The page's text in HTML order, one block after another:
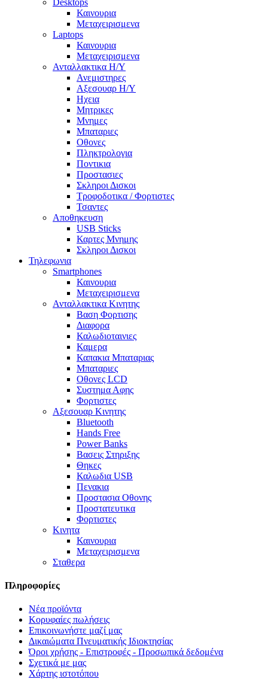
Καινουρια
Μεταχειρισμενα
Laptops
Καινουρια
Μεταχειρισμενα
Ανταλλακτικα H/Y
Ανεμιστηρες
Αξεσουαρ Η/Υ
Ηχεια
Μητρικες
Μνημες
Μπαταριες
Οθονες
Πληκτρολογια
Ποντικια
Προστασιες
Σκληροι Δισκοι
Τροφοδοτικα / Φορτιστες
Τσαντες
Αποθηκευση
USB Sticks
Καρτες Μνημης
Σκληροι Δισκοι
Τηλεφωνια
Smartphones
Καινουρια
Μεταχειρισμενα
Ανταλλακτικα Κινητης
Βαση Φορτισης
Διαφορα
Καλωδιοταινιες
Καμερα
Καπακια Μπαταριας
Μπαταριες
Οθονες LCD
Συστημα Αφης
Φορτιστες
Αξεσουαρ Κινητης
Bluetooth
Hands Free
Power Banks
Βασεις Στηριξης
Θηκες
Καλωδια USB
Πενακια
Προστασια Οθονης
Προστατευτικα
Φορτιστες
Κινητα
Καινουρια
Μεταχειρισμενα
Σταθερα
Πληροφορίες
Νέα προϊόντα
Κορυφαίες πωλήσεις
Επικοινωνήστε μαζί μας
Δικαιώματα Πνευματικής Ιδιοκτησίας
Όροι χρήσης - Επιστροφές - Προσωπικά δεδομένα
Σχετικά με μας
Χάρτης ιστοτόπου